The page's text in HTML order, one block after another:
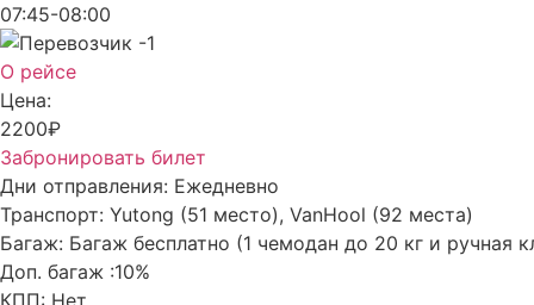
07:45-08:00
О рейсе
Цена:
2200₽
Забронировать билет
Дни отправления: Ежедневно
Транспорт: Yutong (51 место), VanHool (92 места)
Багаж: Багаж бесплатно (1 чемодан до 20 кг и ручная
Доп. багаж :10%
КПП: Нет